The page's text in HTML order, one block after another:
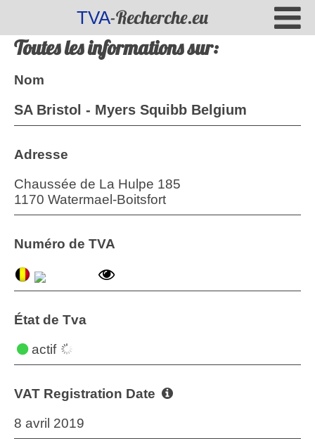
TVA-Recherche.eu
Toutes les informations sur:
Nom
SA Bristol - Myers Squibb Belgium
Adresse
Chaussée de La Hulpe 185
1170 Watermael-Boitsfort
Numéro de TVA
État de Tva
actif
VAT Registration Date
8 avril 2019